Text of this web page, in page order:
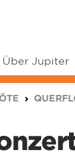
Über Jupiter